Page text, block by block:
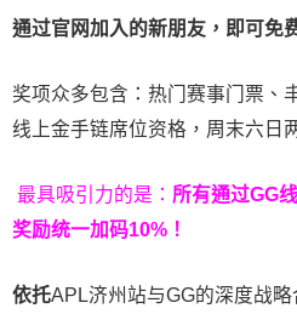
通过官网加入的新朋友，即可免
奖项众多包含：热门赛事门票、
线上金手链席位资格， 周末六日
最具吸引力的是： 所有通过GG
奖励统一加码10% ！
依托APL济州站与GG的深度战